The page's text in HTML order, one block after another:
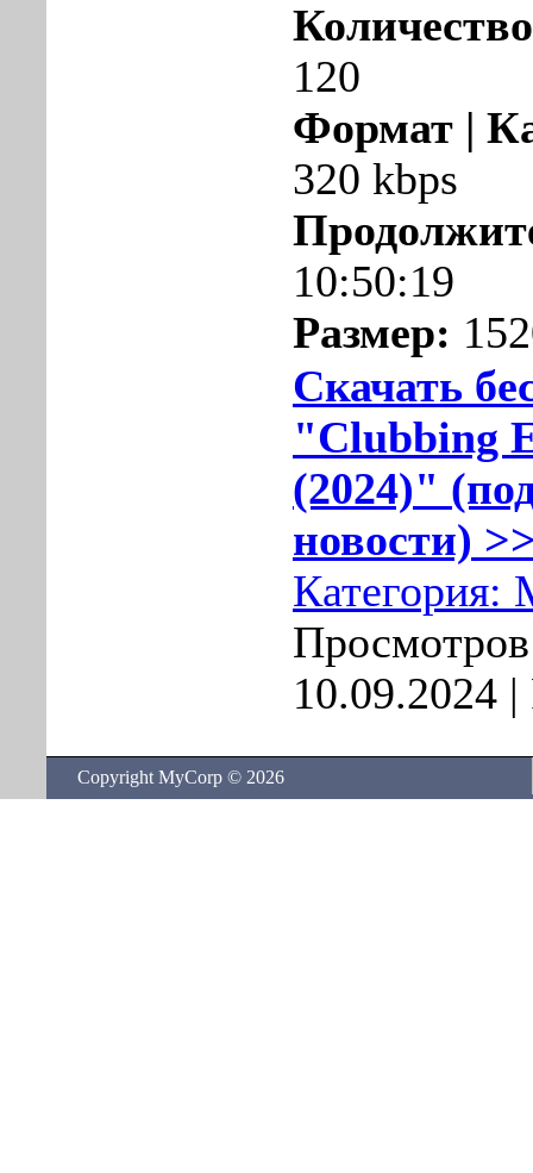
120
Формат |
320 kbps
10:50:19
Размер:
Скачать
"Clubbing
(2024)"
новости)
Категория:
10.09.2024 |
Copyright MyCorp © 2026